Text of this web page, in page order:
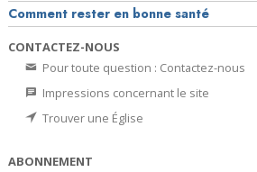
Comment rester en bonne santé
CONTACTEZ-NOUS
Pour toute question : Contactez-nous
Impressions concernant le site
Trouver une Église
ABONNEMENT